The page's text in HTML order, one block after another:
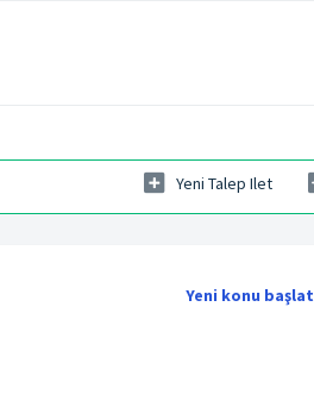
Yeni Talep Ilet
Yeni konu başlat